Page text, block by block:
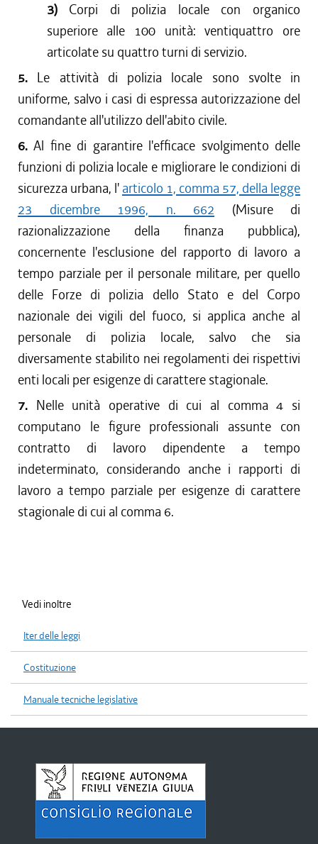
3) Corpi di polizia locale con organico
superiore alle 100 unità: ventiquattro ore
articolate su quattro turni di servizio.
5. Le attività di polizia locale sono svolte in
uniforme, salvo i casi di espressa autorizzazione del
comandante all'utilizzo dell'abito civile.
6.Al fine di garantire l'efficace svolgimento delle
funzioni di polizia locale e migliorare le condizioni di
sicurezza urbana, l' articolo 1, comma 57, della legge
23 dicembre 1996, n. 662 (Misure di
razionalizzazione della finanza pubblica),
concernente l'esclusione del rapporto di lavoro a
tempo parziale per il personale militare, per quello
delle Forze di polizia dello Stato e del Corpo
nazionale dei vigili del fuoco, si applica anche al
personale di polizia locale, salvo che sia
diversamente stabilito nei regolamenti dei rispettivi
enti locali per esigenze di carattere stagionale.
7. Nelle unità operative di cui al comma 4 si
computano le figure professionali assunte con
contratto di lavoro dipendente a tempo
indeterminato, considerando anche i rapporti di
lavoro a tempo parziale per esigenze di carattere
stagionale di cui al comma 6.
Vedi inoltre
Iter delle leggi
Costituzione
Manuale tecniche legislative